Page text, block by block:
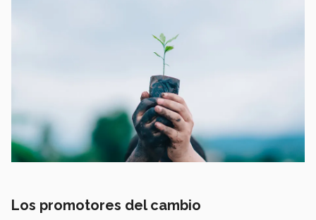
Los promotores del cambio